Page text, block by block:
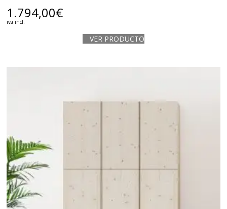
1.794,00€
iva incl.
VER PRODUCTO